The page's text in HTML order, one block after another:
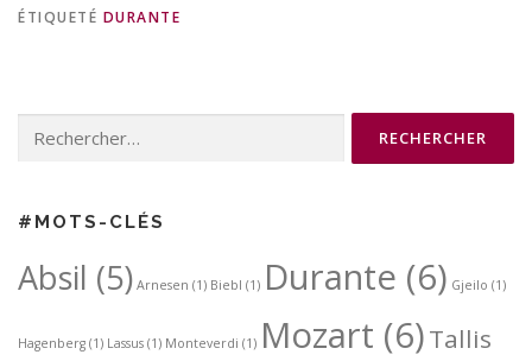
ÉTIQUETÉ DURANTE
#MOTS-CLÉS
Absil (5) Arnesen (1) Biebl (1) Durante (6) Gjeilo (1)
Hagenberg (1) Lassus (1) Monteverdi (1) Mozart (6)Tallis